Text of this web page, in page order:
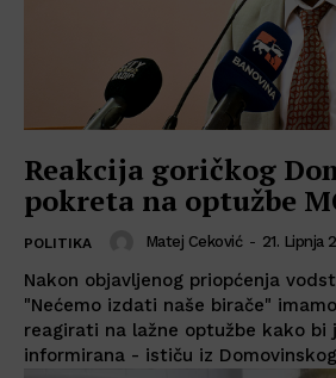
Reakcija goričkog
pokreta na optužbe
POLITIKA Matej Ceković - 21. Lipnja
Nakon objavljenog priopćenja
"Nećemo izdati naše birače"
reagirati na lažne optužbe kako
informirana - ističu iz